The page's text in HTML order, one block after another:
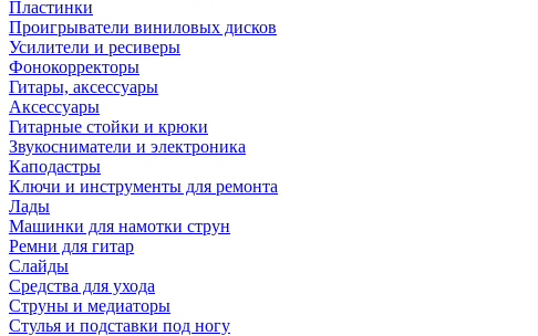
Пластинки
Проигрыватели виниловых дисков
Усилители и ресиверы
Фонокорректоры
Гитары, аксессуары
Аксессуары
Гитарные стойки и крюки
Звукосниматели и электроника
Каподастры
Ключи и инструменты для ремонта
Лады
Машинки для намотки струн
Ремни для гитар
Слайды
Средства для ухода
Струны и медиаторы
Стулья и подставки под ногу